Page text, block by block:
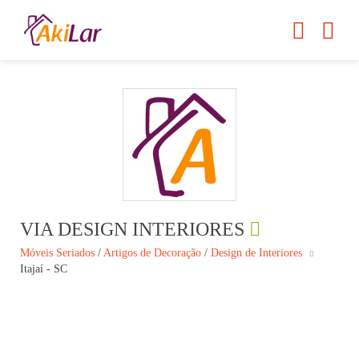
VIA DESIGN INTERIORES
Móveis Seriados / Artigos de Decoração / Design de Interiores
Itajaí - SC